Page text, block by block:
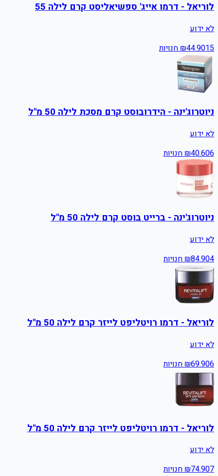
לוריאל - דרמו אייג' ספשיאליסט קרם לילה 55
לא ידוע
₪44.9015 חנויות
ניוטרוג'ינה - הידרובוסט קרם מסכת לילה 50 מ"ל
לא ידוע
₪40.606 חנויות
ניוטרוג'ינה - ברייט בוסט קרם לילה 50 מ"ל
לא ידוע
₪84.904 חנויות
לוריאל - דרמו רויטליפט לייזר קרם לילה 50 מ"ל
לא ידוע
₪69.906 חנויות
לוריאל - דרמו רויטליפט לייזר קרם לילה 50 מ"ל
לא ידוע
₪74.907
חנויות